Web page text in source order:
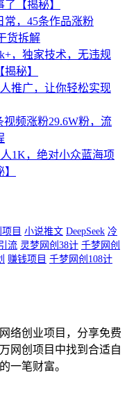
【揭秘】
常，45条作品涨粉
货拆解
，独家技术，无违规
秘】
推广，让你轻松实现
频涨粉29.6W粉，流
1K，绝对小众蓝海项
目 小说推文 DeepSeek 冷
流 灵梦网创38计 千梦网创
赚钱项目 千梦网创108计
络创业项目，分享免费
网创项目中找到合适自
一笔财富。